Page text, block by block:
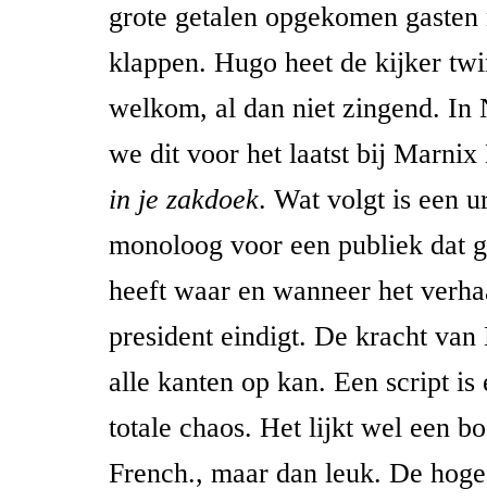
grote getalen opgekomen
klappen. Hugo heet de kijker
welkom, al dan niet zingend. In
we dit voor het laatst bij Marnix
in je zakdoek. Wat volgt is een
monoloog voor een publiek dat
heeft waar en wanneer het
president eindigt. De kracht van
alle kanten op kan. Een script is
totale chaos. Het lijkt wel een
French., maar dan leuk. De hoge